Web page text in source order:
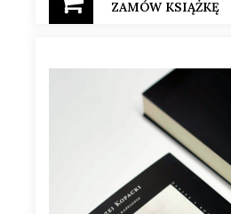
ZAMÓW KSIĄŻKĘ